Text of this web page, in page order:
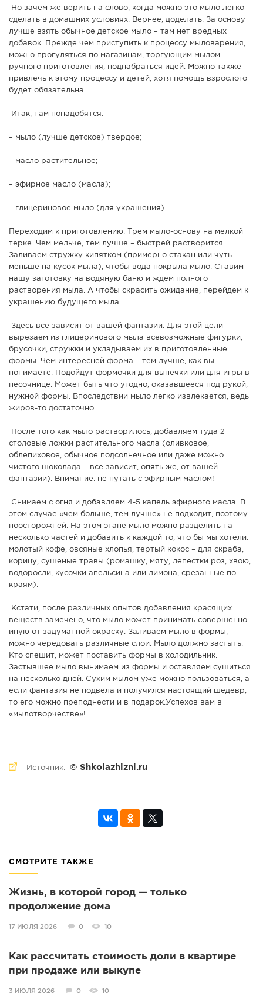
Но зачем же верить на слово, когда можно это мыло легко
сделать в домашних условиях. Вернее, доделать. За основу
лучше взять обычное детское мыло – там нет вредных
добавок. Прежде чем приступить к процессу мыловарения,
можно прогуляться по магазинам, торгующим мылом
ручного приготовления, поднабраться идей. Можно также
привлечь к этому процессу и детей, хотя помощь взрослого
будет обязательна.
Итак, нам понадобятся:
– мыло (лучше детское) твердое;
– масло растительное;
– эфирное масло (масла);
– глицериновое мыло (для украшения).
Переходим к приготовлению. Трем мыло-основу на мелкой
терке. Чем мельче, тем лучше – быстрей растворится.
Заливаем стружку кипятком (примерно стакан или чуть
меньше на кусок мыла), чтобы вода покрыла мыло. Ставим
нашу заготовку на водяную баню и ждем полного
растворения мыла. А чтобы скрасить ожидание, перейдем к
украшению будущего мыла.
Здесь все зависит от вашей фантазии. Для этой цели
вырезаем из глицеринового мыла всевозможные фигурки,
брусочки, стружки и укладываем их в приготовленные
формы. Чем интересней форма – тем лучше, как вы
понимаете. Подойдут формочки для выпечки или для игры в
песочнице. Может быть что угодно, оказавшееся под рукой,
нужной формы. Впоследствии мыло легко извлекается, ведь
жиров-то достаточно.
После того как мыло растворилось, добавляем туда 2
столовые ложки растительного масла (оливковое,
облепиховое, обычное подсолнечное или даже можно
чистого шоколада – все зависит, опять же, от вашей
фантазии). Внимание: не путать с эфирным маслом!
Снимаем с огня и добавляем 4-5 капель эфирного масла. В
этом случае «чем больше, тем лучше» не подходит, поэтому
поосторожней. На этом этапе мыло можно разделить на
несколько частей и добавить к каждой то, что бы мы хотели:
молотый кофе, овсяные хлопья, тертый кокос – для скраба,
корицу, сушеные травы (ромашку, мяту, лепестки роз, хвою,
водоросли, кусочки апельсина или лимона, срезанные по
краям).
Кстати, после различных опытов добавления красящих
веществ замечено, что мыло может принимать совершенно
иную от задуманной окраску. Заливаем мыло в формы,
можно чередовать различные слои. Мыло должно застыть.
Кто спешит, может поставить формы в холодильник.
Застывшее мыло вынимаем из формы и оставляем сушиться
на несколько дней. Сухим мылом уже можно пользоваться, а
если фантазия не подвела и получился настоящий шедевр,
то его можно преподнести и в подарок.Успехов вам в
«мылотворчестве»!
Источник: © Shkolazhizni.ru
СМОТРИТЕ ТАКЖЕ
Жизнь, в которой город — только
продолжение дома
17 ИЮЛЯ 2026 0 10
Как рассчитать стоимость доли в квартире
при продаже или выкупе
3 ИЮЛЯ 2026 0 10